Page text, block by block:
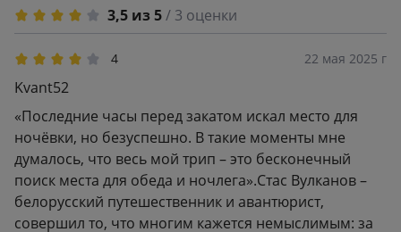
3,5 из 5/ 3 оценки
4 22 мая 2025 г
Kvant52
«Последние часы перед закатом искал место для
ночёвки, но безуспешно. В такие моменты мне
думалось, что весь мой трип – это бесконечный
поиск места для обеда и ночлега».Стас Вулканов –
белорусский путешественник и авантюрист,
совершил то, что многим кажется немыслимым: за